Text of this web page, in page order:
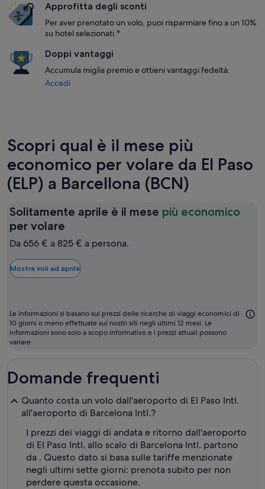
Approfitta degli sconti
Per aver prenotato un volo, puoi risparmiare fino a un 10%
su hotel selezionati.*
Doppi vantaggi
Accumula miglia premio e ottieni vantaggi fedeltà.
Accedi
Scopri qual è il mese più
economico per volare da El Paso
(ELP) a Barcellona (BCN)
Solitamente aprile è il mese più economico
per volare
aprile
il
mese
economico
per
volare
Da 656 € a 825 € a persona.
Mostra voli ad aprile
Le informazioni si basano sui prezzi delle ricerche di viaggi economici di
10 giorni o meno effettuate sui nostri siti negli ultimi 12 mesi. Le
informazioni sono solo a scopo informativo e i prezzi attuali possono
variare.
Domande frequenti
Quanto costa un volo dall'aeroporto di El Paso Intl.
all'aeroporto di Barcelona Intl.?
I prezzi dei viaggi di andata e ritorno dall'aeroporto
di El Paso Intl. allo scalo di Barcelona Intl. partono
da . Questo dato si basa sulle tariffe menzionate
negli ultimi sette giorni: prenota subito per non
perdere questa occasione.